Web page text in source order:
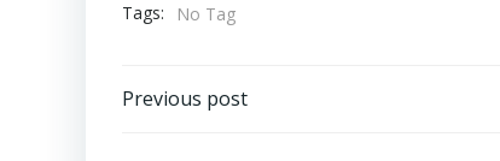
Tags:
No Tag
Post
Previous post